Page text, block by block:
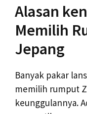
Alasan
Memilih
Jepang
Banyak pakar
memilih rumput
keunggulannya.